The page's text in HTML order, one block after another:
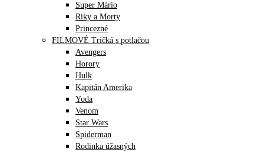
Super Mário
Riky a Morty
Princezné
FILMOVÉ Tričká s potlačou
Avengers
Horory
Hulk
Kapitán Amerika
Yoda
Venom
Star Wars
Spiderman
Rodinka úžasných